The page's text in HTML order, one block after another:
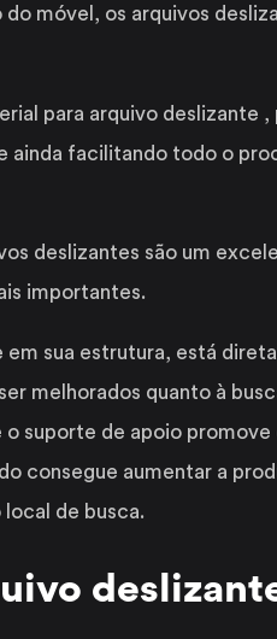
móvel, os arquivos
para arquivo deslizante
ainda facilitando todo o
deslizantes são um
importantes.
sua estrutura, está
melhorados quanto à
suporte de apoio
consegue aumentar a
de busca.